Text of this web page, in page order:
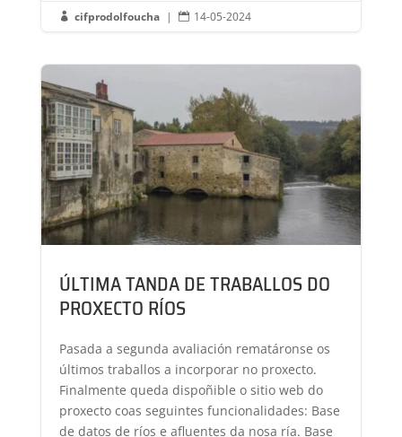
 cifprodolfoucha |  14-05-2024
ÚLTIMA TANDA DE TRABALLOS DO
PROXECTO RÍOS
Pasada a segunda avaliación rematáronse os
últimos traballos a incorporar no proxecto.
Finalmente queda dispoñible o sitio web do
proxecto coas seguintes funcionalidades: Base
de datos de ríos e afluentes da nosa ría. Base